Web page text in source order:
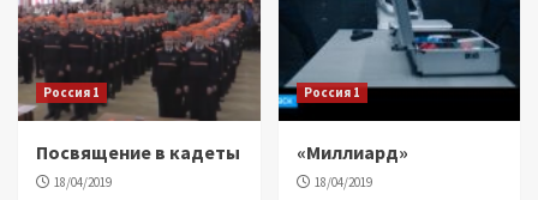
Россия 1
Посвящение в кадеты
18/04/2019
Россия 1
«Миллиард»
18/04/2019